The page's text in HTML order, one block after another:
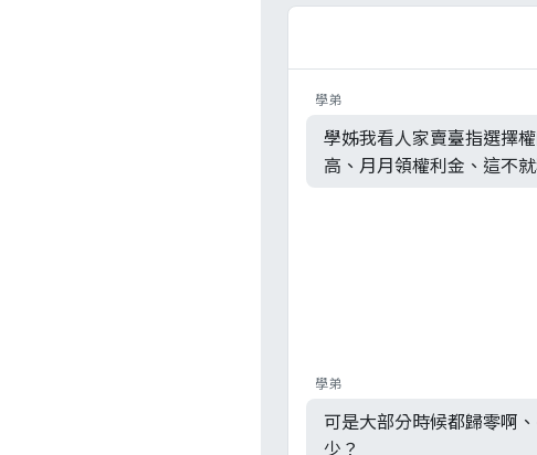
學弟
學姊我看人家賣臺指選擇
高、月月領權利金、這不
學弟
可是大部分時候都歸零啊
少？